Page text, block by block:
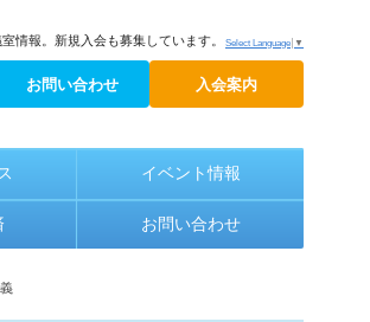
Select Language ▼
情報。新規入会も募集しています。
お問い合わせ 入会案内
イベント情報
お問い合わせ